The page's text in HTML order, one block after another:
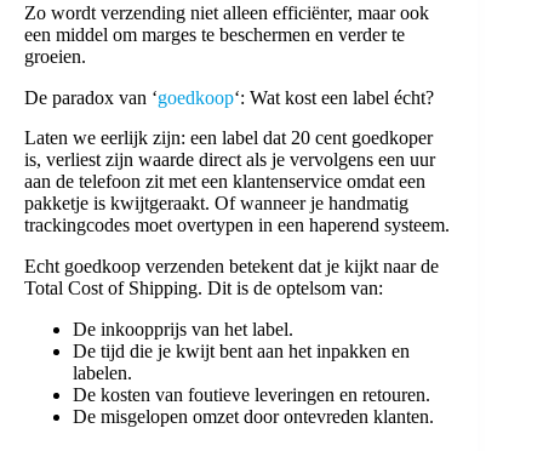
Zo wordt verzending niet alleen efficiënter, maar ook
een middel om marges te beschermen en verder te
groeien.
De paradox van ‘goedkoop‘: Wat kost een label écht?
Laten we eerlijk zijn: een label dat 20 cent goedkoper
is, verliest zijn waarde direct als je vervolgens een uur
aan de telefoon zit met een klantenservice omdat een
pakketje is kwijtgeraakt. Of wanneer je handmatig
trackingcodes moet overtypen in een haperend systeem.
Echt goedkoop verzenden betekent dat je kijkt naar de
Total Cost of Shipping. Dit is de optelsom van:
De inkoopprijs van het label.
De tijd die je kwijt bent aan het inpakken en
labelen.
De kosten van foutieve leveringen en retouren.
De misgelopen omzet door ontevreden klanten.